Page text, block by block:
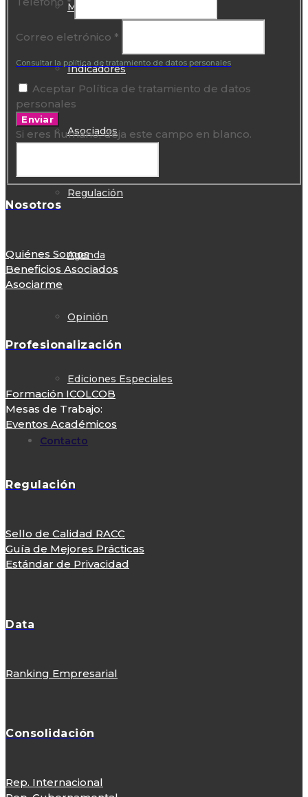
Mirada
Indicadores
Asociados
Regulación
Agenda
Opinión
Ediciones Especiales
Contacto
Correo eletrónico *
Consultar la política de tratamiento de datos personales
Aceptar Política de tratamiento de datos
personales
Enviar
Si eres humano, deja este campo en blanco.
Nosotros
Quiénes Somos
Beneficios Asociados
Asociarme
Profesionalización
Formación ICOLCOB
Mesas de Trabajo:
Eventos Académicos
Regulación
Sello de Calidad RACC
Guía de Mejores Prácticas
Estándar de Privacidad
Data
Ranking Empresarial
Consolidación
Rep. Internacional